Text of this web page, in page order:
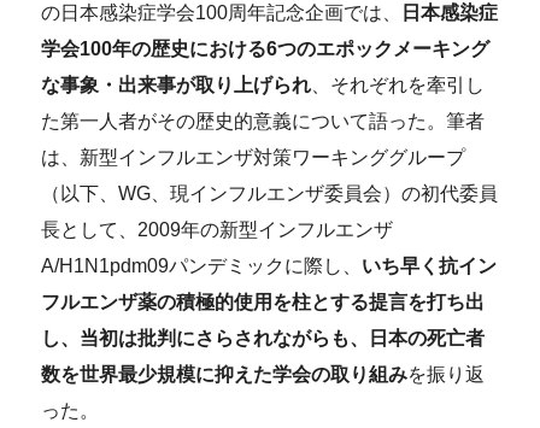
の日本感染症学会100周年記念企画では、
日本感染症
学会100年の歴史における6つのエポックメーキング
な事象・出来事が取り上げられ 、それぞれを牽引し
た第一人者がその歴史的意義について語った。筆者
は、新型インフルエンザ対策ワーキンググループ
（以下、WG、現インフルエンザ委員会）の初代委員
長として、2009年の新型インフルエンザ
A/H1N1pdm09パンデミックに際し、 いち早く抗イン
フルエンザ薬の積極的使用を柱とする提言を打ち出
し、当初は批判にさらされながらも、日本の死亡者
数を世界最少規模に抑えた学会の取り組みを振り返
った。